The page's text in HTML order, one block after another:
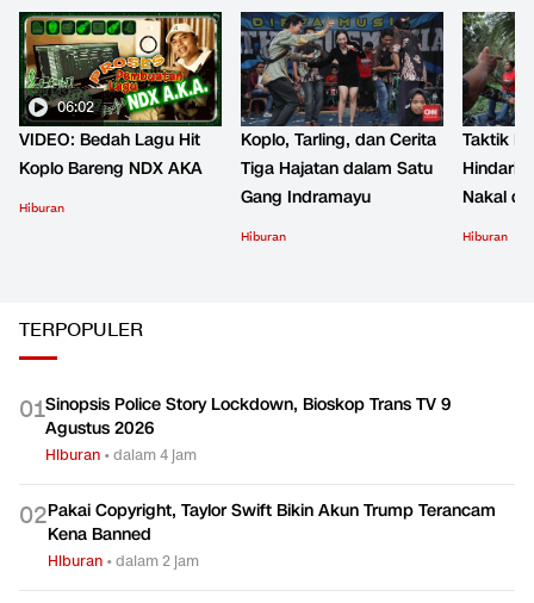
06:02
VIDEO: Bedah Lagu Hit
Koplo Bareng NDX AKA
Hiburan
Koplo, Tarling, dan Cerita
Tiga Hajatan dalam Satu
Gang Indramayu
Hiburan
Taktik
Hindari
Nakal
Hiburan
TERPOPULER
01Sinopsis Police Story Lockdown, Bioskop Trans TV 9
Agustus 2026
Hiburan •dalam 4 jam
02Pakai Copyright, Taylor Swift Bikin Akun Trump Terancam
Kena Banned
Hiburan •dalam 2 jam